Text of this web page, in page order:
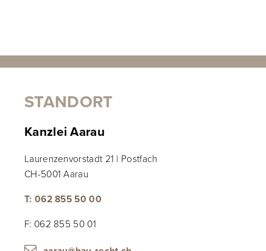
STANDORT
Kanzlei Aarau
Laurenzenvorstadt 21 | Postfach
CH-5001 Aarau
T: 062 855 50 00
F: 062 855 50 01